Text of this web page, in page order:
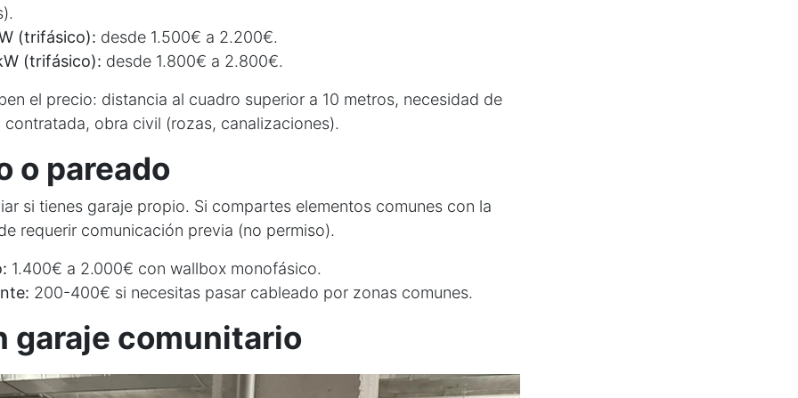
(trifásico): desde 1.500€ a 2.200€.
(trifásico): desde 1.800€ a 2.800€.
el precio: distancia al cuadro superior a 10 metros, necesidad de
obra civil (rozas, canalizaciones).
o pareado
si tienes garaje propio. Si compartes elementos comunes con la
requerir comunicación previa (no permiso).
1.400€ a 2.000€ con wallbox monofásico.
200-400€ si necesitas pasar cableado por zonas comunes.
garaje comunitario